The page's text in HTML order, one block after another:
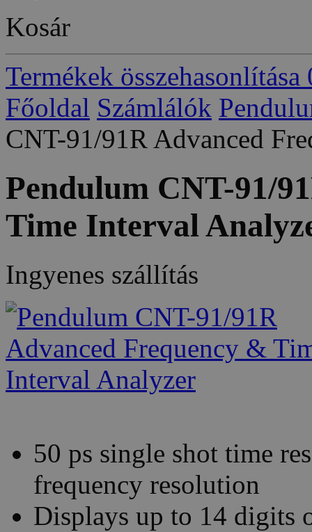
Kosár
Termékek összehasonlítása
Főoldal Számlálók
CNT-91/91R Advanced
Pendulum CNT-91/
Time Interval
Ingyenes szállítás
50 ps single shot time
frequency resolution
Displays up to 14 digits